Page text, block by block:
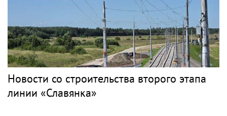
Новости со строительства второго этапа
линии «Славянка»